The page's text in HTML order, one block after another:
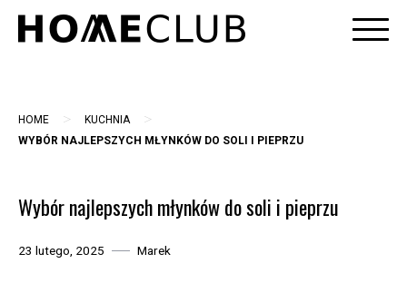
Skip
HOME > KUCHNIA >
WYBÓR NAJLEPSZYCH MŁYNKÓW DO SOLI I PIEPRZU
Wybór najlepszych młynków do soli i pieprzu
23 lutego, 2025 Marek